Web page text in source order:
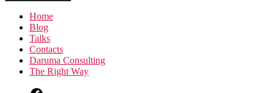
Home
Blog
Talks
Contacts
Daruma Consulting
The Right Way